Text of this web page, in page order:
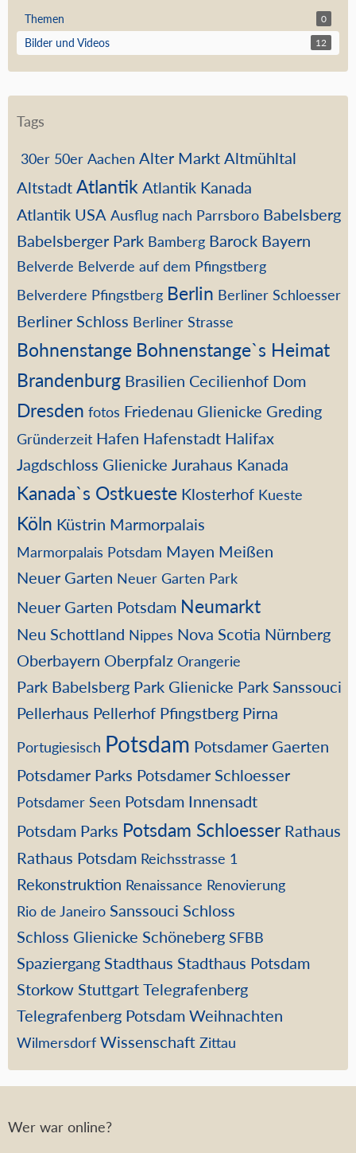
Themen 0
Bilder und Videos 12
Tags
30er 50er Aachen Alter Markt Altmühltal
Altstadt Atlantik Atlantik Kanada
Atlantik USA Ausflug nach Parrsboro Babelsberg
Babelsberger Park Bamberg Barock Bayern
Belverde Belverde auf dem Pfingstberg
Belverdere Pfingstberg Berlin Berliner Schloesser
Berliner Schloss Berliner Strasse
Bohnenstange Bohnenstange`s Heimat
Brandenburg Brasilien Cecilienhof Dom
Dresden fotos Friedenau Glienicke Greding
Gründerzeit Hafen Hafenstadt Halifax
Jagdschloss Glienicke Jurahaus Kanada
Kanada`s Ostkueste Klosterhof Kueste
Köln Küstrin Marmorpalais
Marmorpalais Potsdam Mayen Meißen
Neuer Garten Neuer Garten Park
Neuer Garten Potsdam Neumarkt
Neu Schottland Nippes Nova Scotia Nürnberg
Oberbayern Oberpfalz Orangerie
Park Babelsberg Park Glienicke Park Sanssouci
Pellerhaus Pellerhof Pfingstberg Pirna
Portugiesisch Potsdam Potsdamer Gaerten
Potsdamer Parks Potsdamer Schloesser
Potsdamer Seen Potsdam Innensadt
Potsdam Parks Potsdam Schloesser Rathaus
Rathaus Potsdam Reichsstrasse 1
Rekonstruktion Renaissance Renovierung
Rio de Janeiro Sanssouci Schloss
Schloss Glienicke Schöneberg SFBB
Spaziergang Stadthaus Stadthaus Potsdam
Storkow Stuttgart Telegrafenberg
Telegrafenberg Potsdam Weihnachten
Wilmersdorf Wissenschaft Zittau
Wer war online?